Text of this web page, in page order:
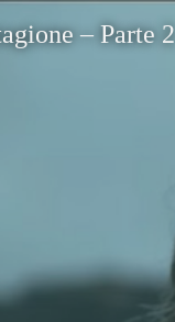
– Parte 2